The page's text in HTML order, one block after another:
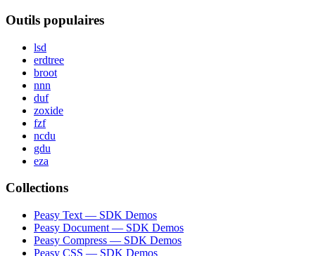
Outils populaires
lsd
erdtree
broot
nnn
duf
zoxide
fzf
ncdu
gdu
eza
Collections
Peasy Text — SDK Demos
Peasy Document — SDK Demos
Peasy Compress — SDK Demos
Peasy CSS — SDK Demos